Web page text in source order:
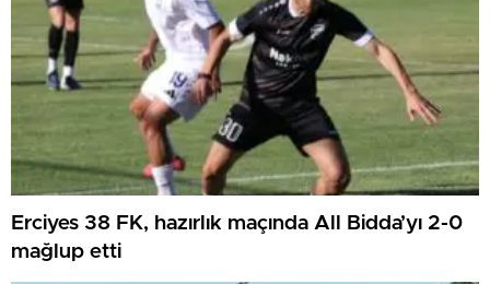
Erciyes 38 FK, hazırlık maçında All Bidda’yı 2-0
mağlup etti